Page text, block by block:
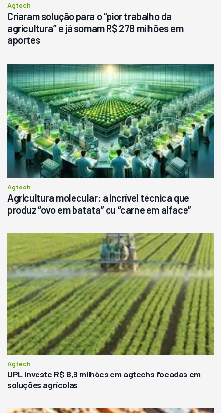
Agtech
Criaram solução para o “pior trabalho da
agricultura” e já somam R$ 278 milhões em
aportes
Agtech
Agricultura molecular: a incrível técnica que
produz “ovo em batata” ou “carne em alface”
Agtech
UPL investe R$ 8,8 milhões em agtechs focadas em
soluções agrícolas